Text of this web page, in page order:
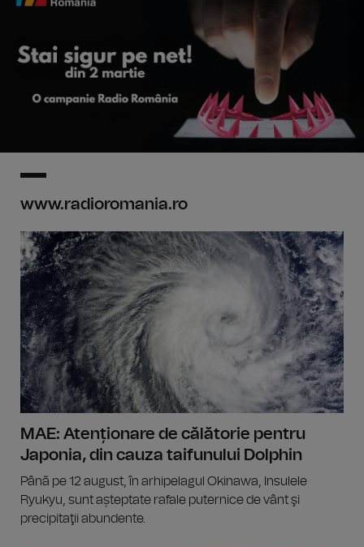
www.radioromania.ro
MAE: Atenționare de călătorie pentru
Japonia, din cauza taifunului Dolphin
Până pe 12 august, în arhipelagul Okinawa, Insulele
Ryukyu, sunt așteptate rafale puternice de vânt şi
precipitaţii abundente.